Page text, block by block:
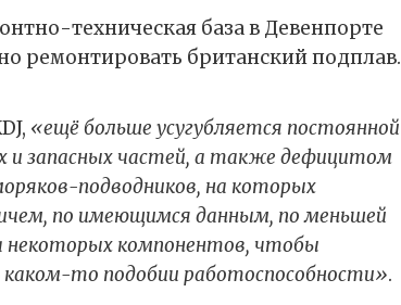
техническая база в Девенпорте
ремонтировать британский подплав.
«ещё больше усугубляется постоянной
и запасных частей, а также дефицитом
подводников, на которых
по имеющимся данным, по меньшей
некоторых компонентов, чтобы
то подобии работоспособности».